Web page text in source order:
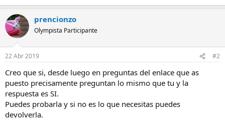
prencionzo
Olympista Participante
22 Abr 2019 #2
Creo que si, desde luego en preguntas del enlace que as
puesto precisamente preguntan lo mismo que tu y la
respuesta es SI.
Puedes probarla y si no es lo que necesitas puedes
devolverla.